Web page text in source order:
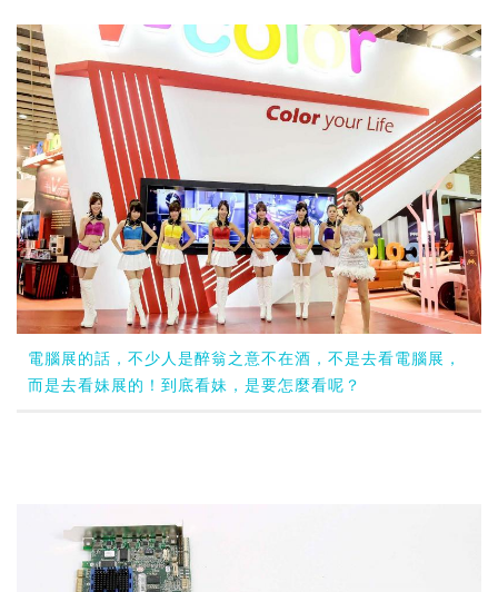
電腦展的話，不少人是醉翁之意不在酒，不是去看電腦展，
而是去看妹展的！到底看妹，是要怎麼看呢？